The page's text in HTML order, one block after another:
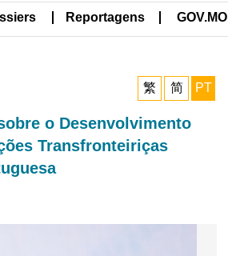
Reportagens GOV.MO
繁 简 PT
o Desenvolvimento
Transfronteiriças